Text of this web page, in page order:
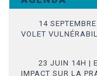
14
VOLET
23 JUIN 14H |
IMPACT SUR LA